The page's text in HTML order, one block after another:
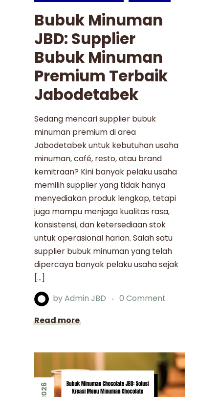
Bubuk Minuman
JBD: Supplier
Bubuk Minuman
Premium Terbaik
Jabodetabek
Sedang mencari supplier bubuk
minuman premium di area
Jabodetabek untuk kebutuhan usaha
minuman, café, resto, atau brand
kemitraan? Kini banyak pelaku usaha
memilih supplier yang tidak hanya
menyediakan produk lengkap, tetapi
juga mampu menjaga kualitas rasa,
konsistensi, dan ketersediaan stok
untuk operasional harian. Salah satu
supplier bubuk minuman yang telah
dipercaya banyak pelaku usaha sejak
[…]
byAdmin JBD
0 Comment
Read more
2026